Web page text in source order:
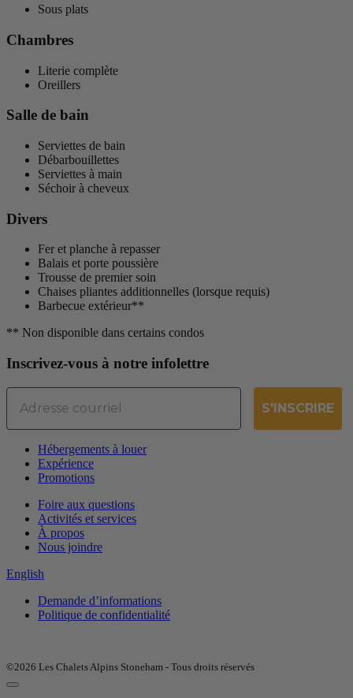
Sous plats
Chambres
Literie complète
Oreillers
Salle de bain
Serviettes de bain
Débarbouillettes
Serviettes à main
Séchoir à cheveux
Divers
Fer et planche à repasser
Balais et porte poussière
Trousse de premier soin
Chaises pliantes additionnelles (lorsque requis)
Barbecue extérieur**
** Non disponible dans certains condos
Inscrivez-vous à notre infolettre
Email
S'INSCRIRE
Hébergements à louer
Expérience
Promotions
Foire aux questions
Activités et services
À propos
Nous joindre
English
Demande d’informations
Politique de confidentialité
©2026 Les Chalets Alpins Stoneham - Tous droits réservés